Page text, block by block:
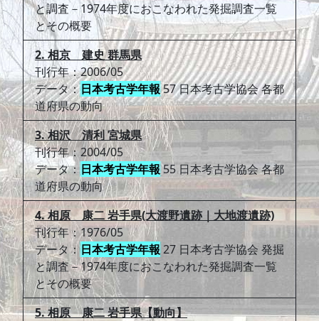
と調査－1974年度におこなわれた発掘調査一覧
とその概要
2. 相京 建史 群馬県
刊行年：2006/05
データ：日本考古学年報57 日本考古学協会 各都
道府県の動向
3. 相沢 清利 宮城県
刊行年：2004/05
データ：日本考古学年報55 日本考古学協会 各都
道府県の動向
4. 相原 康二 岩手県(大渡野遺跡｜大地渡遺跡)
刊行年：1976/05
データ：日本考古学年報 27 日本考古学協会 発掘
と調査－1974年度におこなわれた発掘調査一覧
とその概要
5. 相原 康二 岩手県【動向】